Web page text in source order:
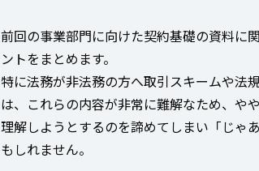
前回の事業部門に向けた契約基礎の資料に
ントをまとめます。
特に法務が非法務の方へ取引スキームや法
は、これらの内容が非常に難解なため、や
理解しようとするのを諦めてしまい「じゃ
もしれません。